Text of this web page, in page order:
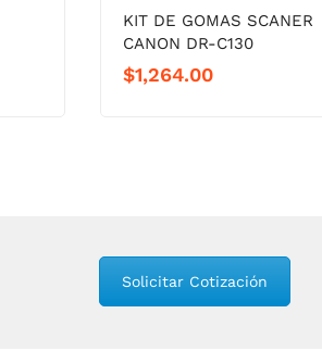
KIT DE GOMAS SCANER
CANON DR-C130
$1,264.00
Solicitar Cotización